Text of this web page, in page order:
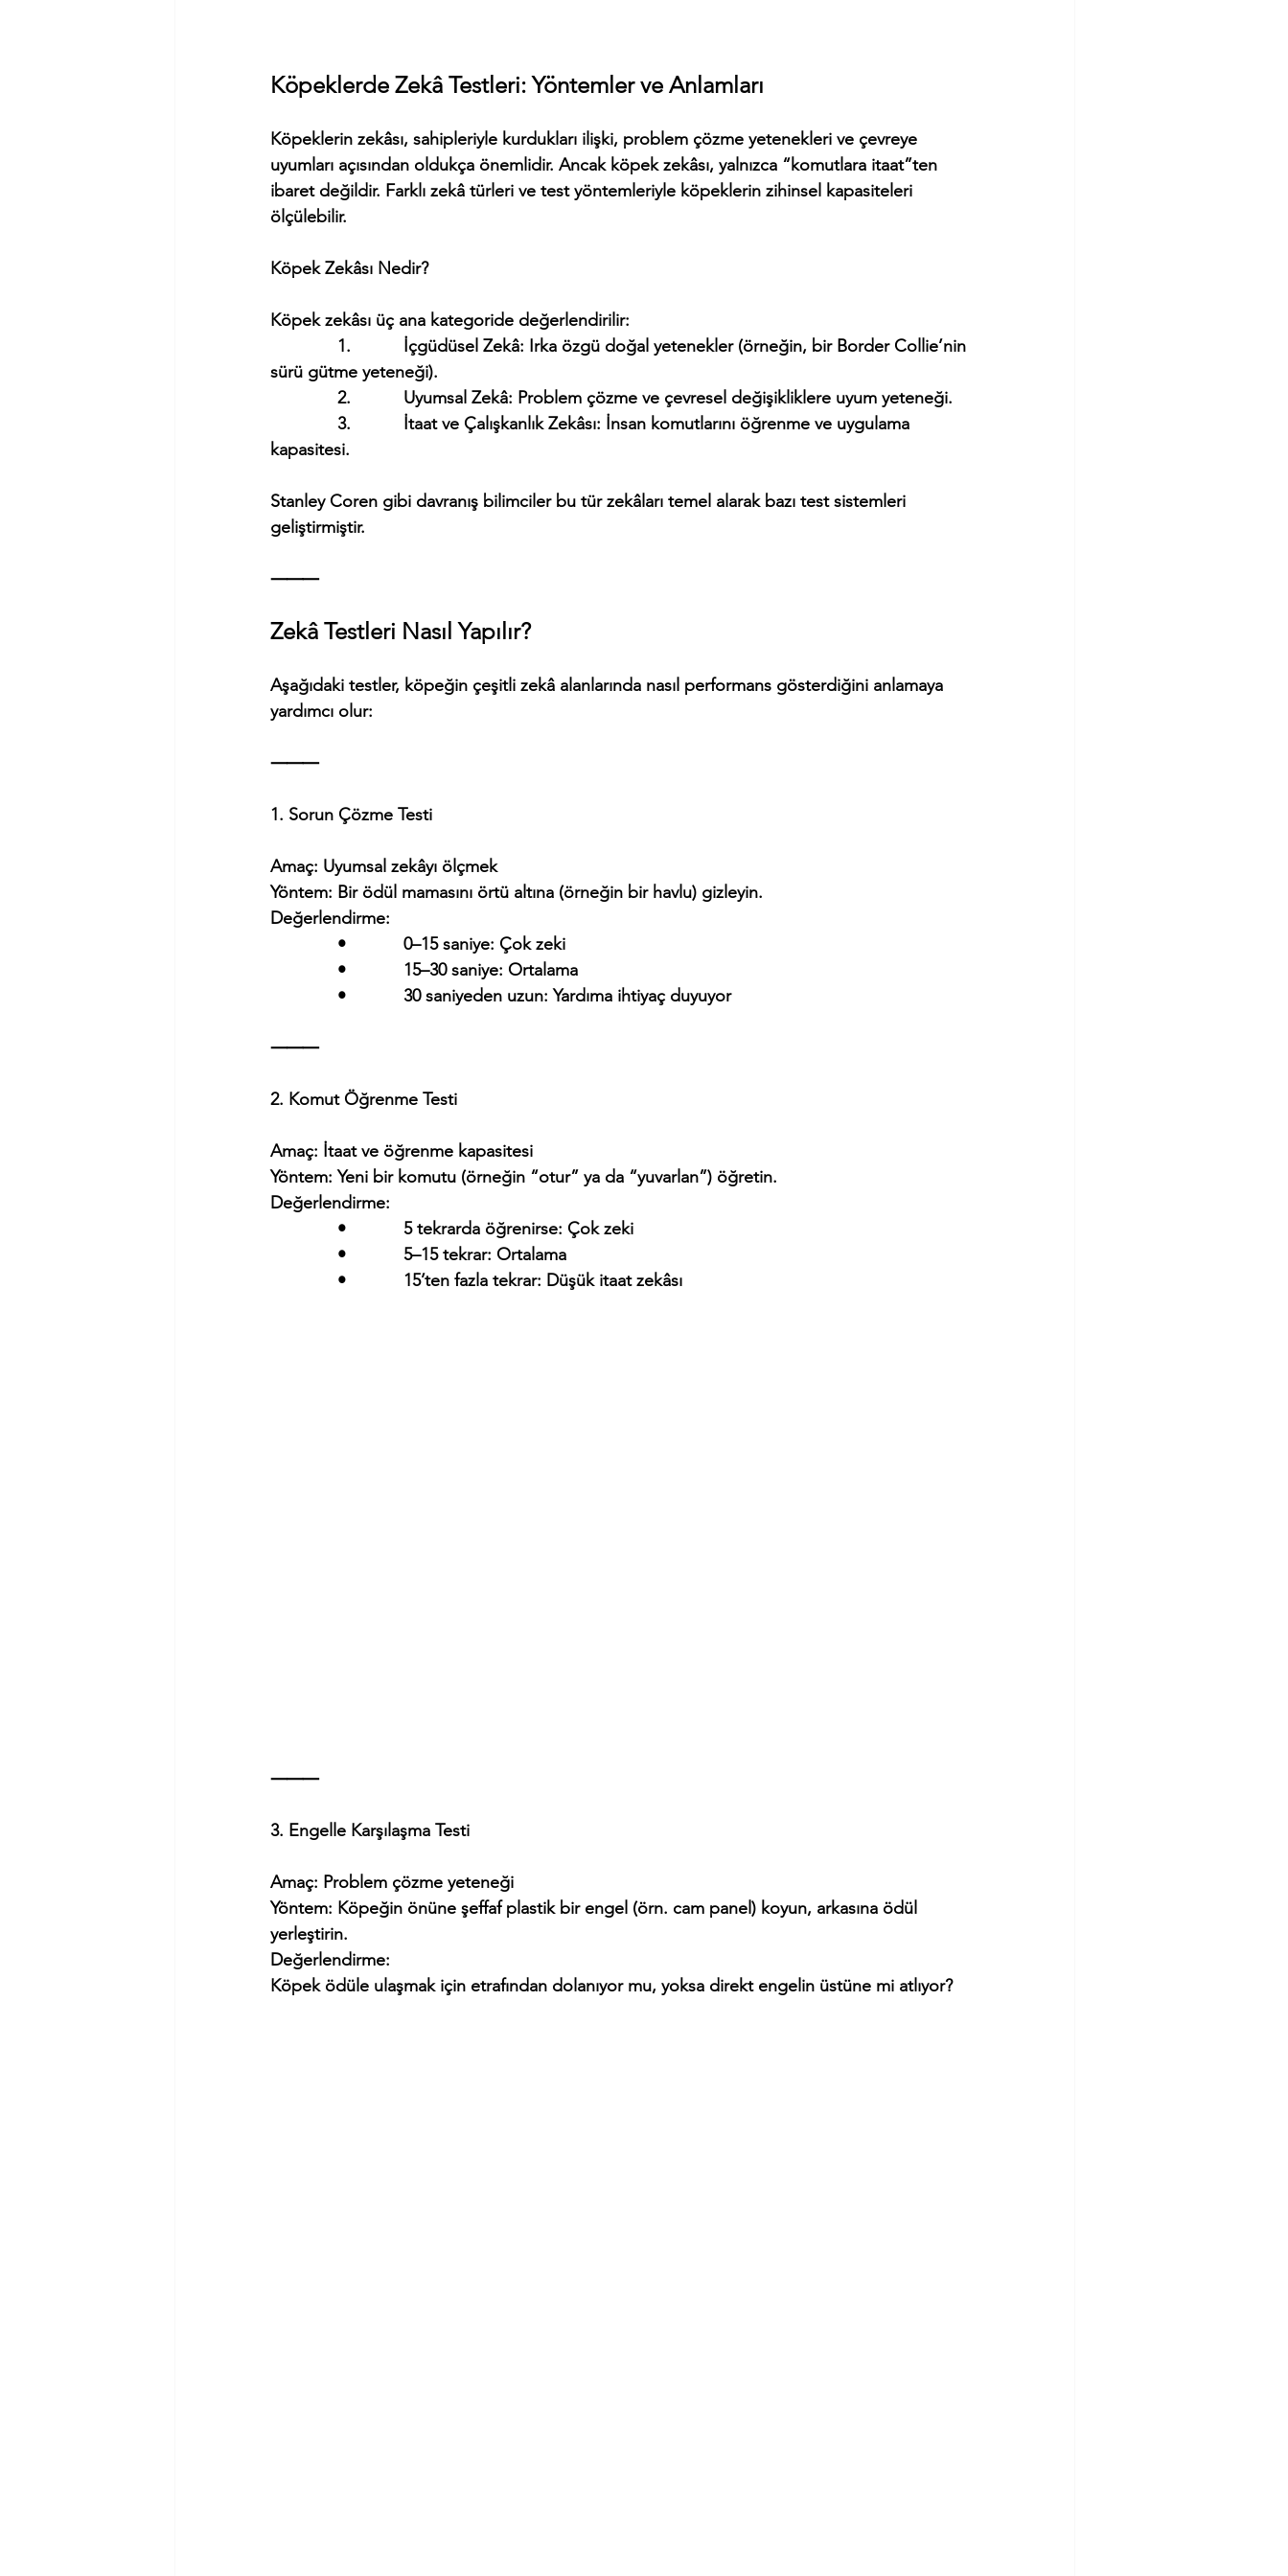
Köpeklerde Zekâ Testleri: Yöntemler ve Anlamları
Köpeklerin zekâsı, sahipleriyle kurdukları ilişki, problem çözme yetenekleri ve çevreye
uyumları açısından oldukça önemlidir. Ancak köpek zekâsı, yalnızca “komutlara itaat”ten
ibaret değildir. Farklı zekâ türleri ve test yöntemleriyle köpeklerin zihinsel kapasiteleri
ölçülebilir.
Köpek Zekâsı Nedir?
Köpek zekâsı üç ana kategoride değerlendirilir:
1.           İçgüdüsel Zekâ: Irka özgü doğal yetenekler (örneğin, bir Border Collie’nin
sürü gütme yeteneği).
2.           Uyumsal Zekâ: Problem çözme ve çevresel değişikliklere uyum yeteneği.
3.           İtaat ve Çalışkanlık Zekâsı: İnsan komutlarını öğrenme ve uygulama
kapasitesi.
Stanley Coren gibi davranış bilimciler bu tür zekâları temel alarak bazı test sistemleri
geliştirmiştir.
⸻
Zekâ Testleri Nasıl Yapılır?
Aşağıdaki testler, köpeğin çeşitli zekâ alanlarında nasıl performans gösterdiğini anlamaya
yardımcı olur:
⸻
1. Sorun Çözme Testi
Amaç: Uyumsal zekâyı ölçmek
Yöntem: Bir ödül mamasını örtü altına (örneğin bir havlu) gizleyin.
Değerlendirme:
•            0–15 saniye: Çok zeki
•            15–30 saniye: Ortalama
•            30 saniyeden uzun: Yardıma ihtiyaç duyuyor
⸻
2. Komut Öğrenme Testi
Amaç: İtaat ve öğrenme kapasitesi
Yöntem: Yeni bir komutu (örneğin “otur” ya da “yuvarlan”) öğretin.
Değerlendirme:
•            5 tekrarda öğrenirse: Çok zeki
•            5–15 tekrar: Ortalama
•            15’ten fazla tekrar: Düşük itaat zekâsı
⸻
3. Engelle Karşılaşma Testi
Amaç: Problem çözme yeteneği
Yöntem: Köpeğin önüne şeffaf plastik bir engel (örn. cam panel) koyun, arkasına ödül
yerleştirin.
Değerlendirme:
Köpek ödüle ulaşmak için etrafından dolanıyor mu, yoksa direkt engelin üstüne mi atlıyor?